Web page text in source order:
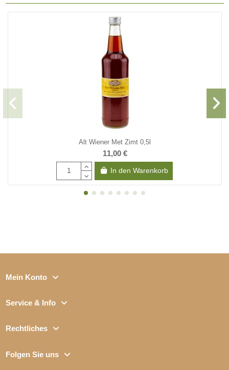
Alt Wiener Met Zimt 0,5l
11,00 €
In den Warenkorb
Mein Konto
Service & Info
Rechtliches
Folgen Sie uns